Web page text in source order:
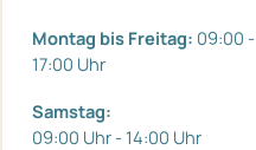
Montag bis Freitag: 09:00 -
17:00 Uhr
Samstag:
09:00 Uhr - 14:00 Uhr